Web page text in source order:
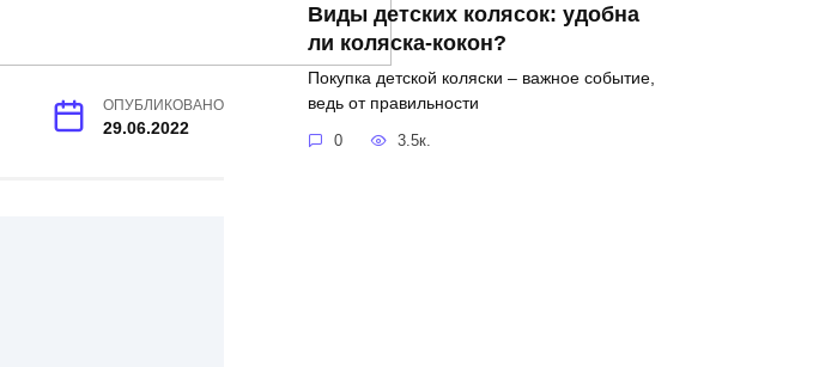
ОПУБЛИКОВАНО
29.06.2022
Виды детских колясок: удобна
ли коляска-кокон?
Покупка детской коляски – важное событие,
ведь от правильности
0 3.5к.